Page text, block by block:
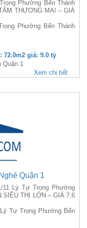
Phường Bến Thành
THƯƠNG MẠI – GIÁ
Phường Bến Thành
72.0m2 giá: 9.0 tỷ
Quận 1
Xem chi tiết
Quận 1
11 Lý Tự Trọng Phường
SIÊU THỊ LỚN – GIÁ 7,6
Tự Trọng Phường Bến